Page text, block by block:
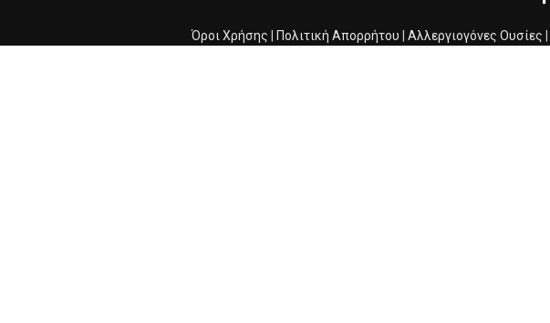
Όροι Χρήσης | Πολιτική Απορρήτου | Αλλεργιογόνες Ουσίες